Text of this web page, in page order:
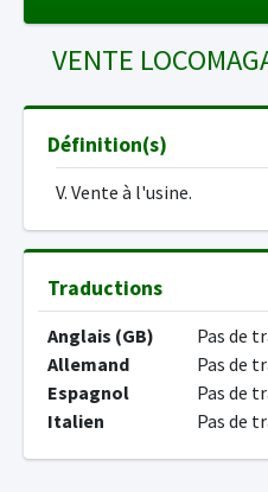
VENTE
Définition(s)
V. Vente à l'usine.
Traductions
Anglais (GB)
Pas de
Allemand
Pas de
Espagnol
Pas de
Italien
Pas de